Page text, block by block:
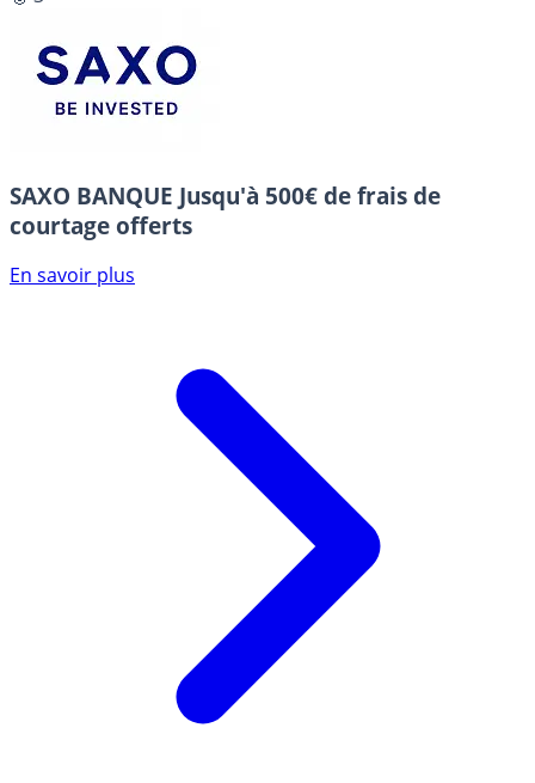
SAXO BANQUE Jusqu'à 500€ de frais de
courtage offerts
En savoir plus